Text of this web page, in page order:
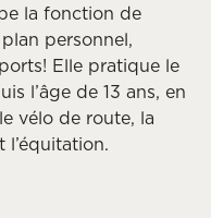
la fonction de
personnel,
Elle pratique le
l’âge de 13 ans, en
vélo de route, la
l’équitation.